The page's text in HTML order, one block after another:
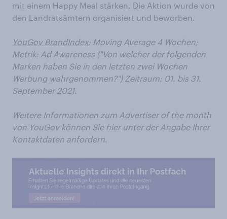
mit einem Happy Meal stärken. Die Aktion wurde von
den Landratsämtern organisiert und beworben.
YouGov BrandIndex; Moving Average 4 Wochen;
Metrik: Ad Awareness ("Von welcher der folgenden
Marken haben Sie in den letzten zwei Wochen
Werbung wahrgenommen?") Zeitraum: 01. bis 31.
September 2021.
Weitere Informationen zum Advertiser of the month
von YouGov können Sie hierunter der Angabe Ihrer
Kontaktdaten anfordern.